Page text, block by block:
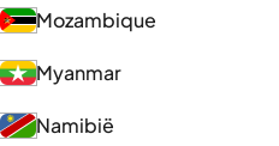
Mozambique
Myanmar
Namibië